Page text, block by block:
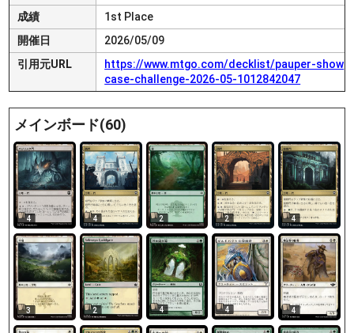
成績
1st Place
開催日
2026/05/09
引用元URL
https://www.mtgo.com/decklist/pauper-show
case-challenge-2026-05-1012842047
メインボード(60)
4 4 2 2 4
3 2 4 4 4